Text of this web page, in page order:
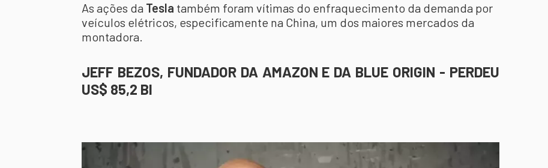
As ações da Tesla também foram vítimas do enfraquecimento da demanda por
veículos elétricos, especificamente na China, um dos maiores mercados da
montadora.
JEFF BEZOS, FUNDADOR DA AMAZON E DA BLUE ORIGIN - PERDEU
US$ 85,2 BI